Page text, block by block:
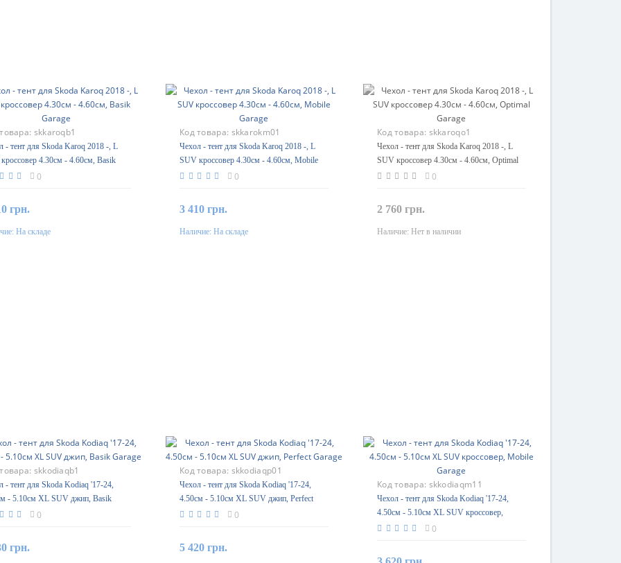
skkaroqb1
- тент для Skoda Karoq 2018 -, L
4.30см - 4.60см, Basik
0
грн.
В корзину
На складе
Код товара: skkarokm01
Чехол - тент для Skoda Karoq 2018 -, L
SUV кроссовер 4.30см - 4.60см, Mobile
Garage
0
3 410 грн.
В корзину
Наличие: На складе
Код товара: skkaroqo1
Чехол - тент для Skoda Karoq 2018 -, L
SUV кроссовер 4.30см - 4.60см, Optimal
Garage
0
2 760 грн.
Закончился
Наличие: Нет в наличии
skkodiaqb1
- тент для Skoda Kodiaq '17-24,
- 5.10см XL SUV джип, Basik
0
грн.
Код товара: skkodiaqp01
Чехол - тент для Skoda Kodiaq '17-24,
4.50см - 5.10см XL SUV джип, Perfect
Garage
0
5 420 грн.
Код товара: skkodiaqm11
Чехол - тент для Skoda Kodiaq '17-24,
4.50см - 5.10см XL SUV кроссовер,
Mobile Garage 0